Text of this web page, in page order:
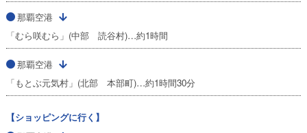
那覇空港
「むら咲むら」(中部 読谷村)…約1時間
那覇空港
「もとぶ元気村」(北部 本部町)…約1時間30分
【ショッピングに行く】